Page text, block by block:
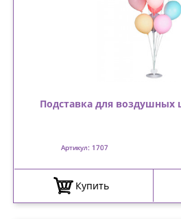
Подставка для
Артикул: 1707
Купить